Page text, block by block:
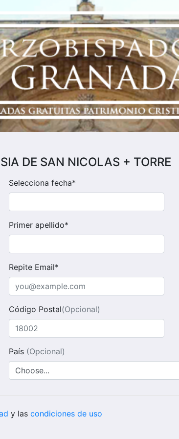
DE SAN NICOLAS + TORRE
Selecciona fecha*
Primer apellido*
Repite Email*
Código Postal(Opcional)
País (Opcional)
y las condiciones de uso